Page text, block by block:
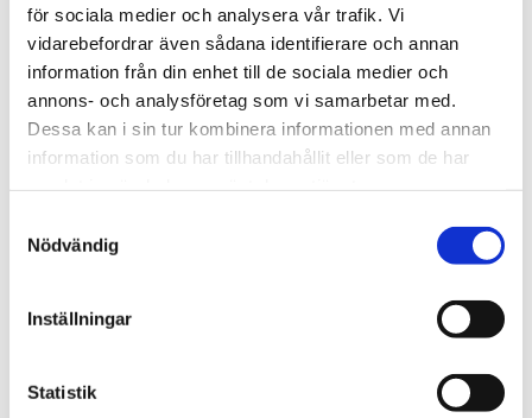
för sociala medier och analysera vår trafik. Vi
vidarebefordrar även sådana identifierare och annan
information från din enhet till de sociala medier och
annons- och analysföretag som vi samarbetar med.
Dessa kan i sin tur kombinera informationen med annan
information som du har tillhandahållit eller som de har
Nödvändig
Inställningar
Statistik
Information Specifications
TheraBand träningsboll
XL - för stora händer
XL-storleken är 33% högre än standardstorleken och är